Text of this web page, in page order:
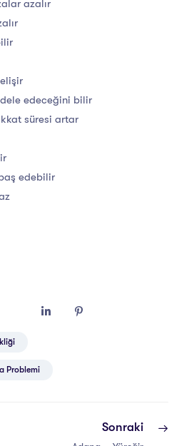
azalır
edeceğini bilir
süresi artar
edebilir
Problemi
Sonraki